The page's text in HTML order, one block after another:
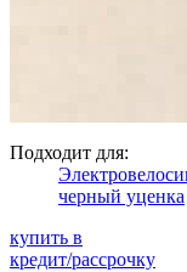
Подходит для:
черный уценка
купить в
кредит/рассрочку